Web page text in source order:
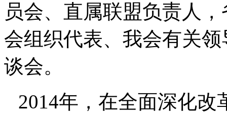
员会、直属联盟负责人
会组织代表、我会有关
谈会。
2014年 ，在全面深化